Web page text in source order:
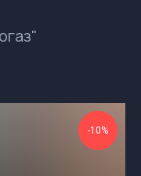
-10%